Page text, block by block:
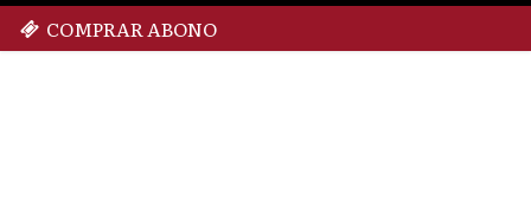
COMPRAR ABONO